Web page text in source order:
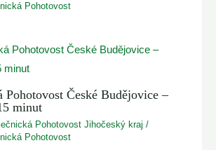
Pohotovost
Pohotovost České Budějovice –
minut
Pohotovost Jihočeský kraj /
Pohotovost